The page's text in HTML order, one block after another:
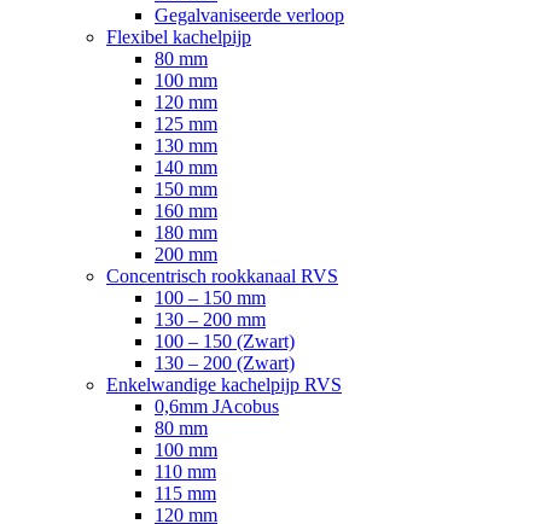
Gegalvaniseerde verloop
Flexibel kachelpijp
80 mm
100 mm
120 mm
125 mm
130 mm
140 mm
150 mm
160 mm
180 mm
200 mm
Concentrisch rookkanaal RVS
100 – 150 mm
130 – 200 mm
100 – 150 (Zwart)
130 – 200 (Zwart)
Enkelwandige kachelpijp RVS
0,6mm JAcobus
80 mm
100 mm
110 mm
115 mm
120 mm